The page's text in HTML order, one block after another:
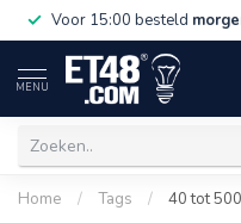
Voor 15:00 besteld
MENU
Home / Tags / 40 tot